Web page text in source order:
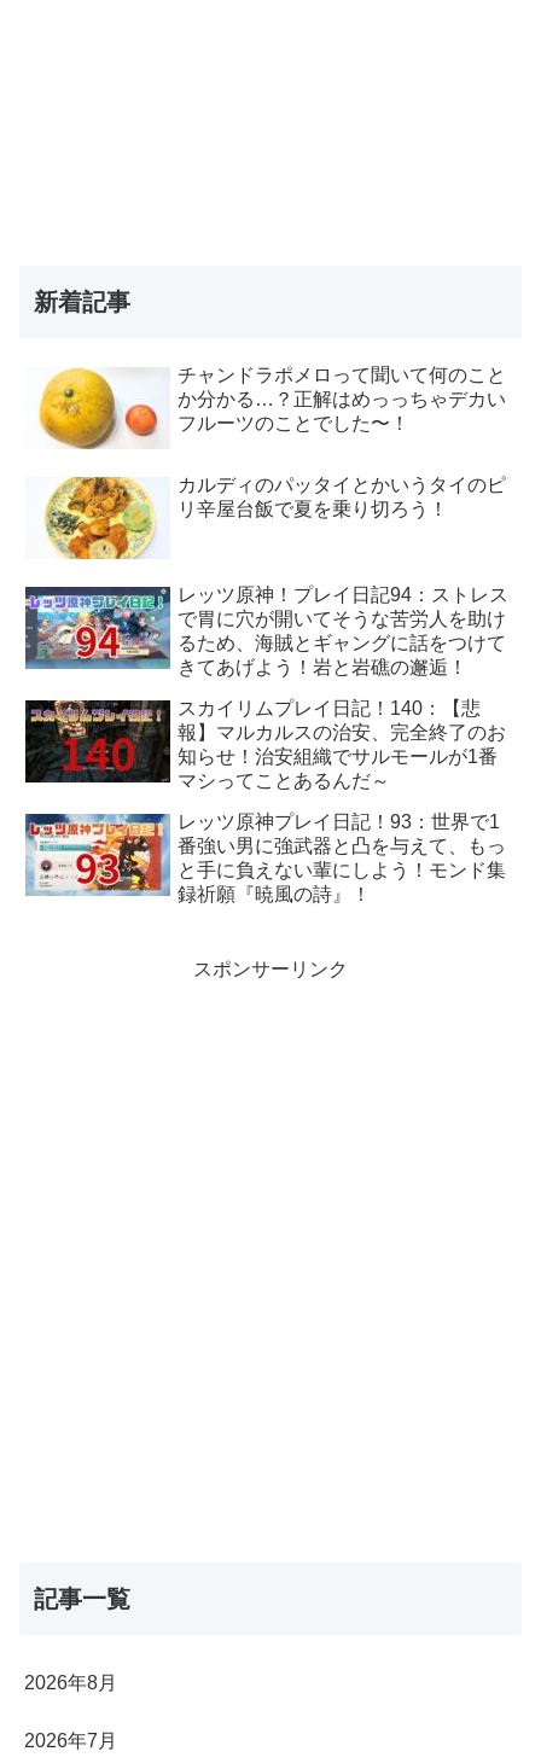
新着記事
チャンドラポメロって聞いて何のこと
か分かる…？正解はめっっちゃデカい
フルーツのことでした〜！
カルディのパッタイとかいうタイのピ
リ辛屋台飯で夏を乗り切ろう！
レッツ原神！プレイ日記94：ストレス
で胃に穴が開いてそうな苦労人を助け
るため、海賊とギャングに話をつけて
きてあげよう！岩と岩礁の邂逅！
スカイリムプレイ日記！140：【悲
報】マルカルスの治安、完全終了のお
知らせ！治安組織でサルモールが1番
マシってことあるんだ～
レッツ原神プレイ日記！93：世界で1
番強い男に強武器と凸を与えて、もっ
と手に負えない輩にしよう！モンド集
録祈願『暁風の詩』！
スポンサーリンク
記事一覧
2026年8月
2026年7月